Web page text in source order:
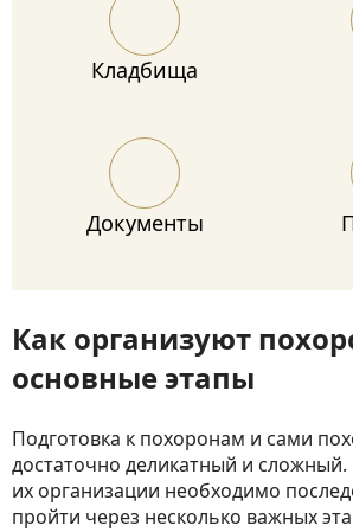
Кладбища
Документы
Как организуют
основные этапы
Подготовка к похоронам и сами
достаточно деликатный и
их организации необходимо
пройти через несколько важных